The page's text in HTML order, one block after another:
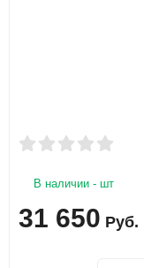
В наличии - шт
31 650 Руб.